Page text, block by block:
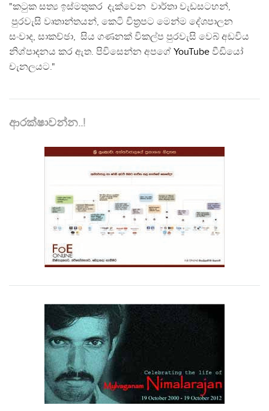
"කටුක සත්‍ය ඉස්මතුකර දැක්වෙන වාර්තා වැඩසටහන්,
පුරවැසි වෘතාන්තයන්, කෙටි චිත්‍රපට මෙන්ම දේශපාලන
සංවාද, සාකච්ඡා, සිය ගණනක් විකල්ප පුරවැසි වෙබ් අඩවිය
නිශ්පාදනය කර ඇත. පිවිසෙන්න අපගේ YouTube වීඩියෝ
චැනලයට."
ආරක්ෂාවන්න..!